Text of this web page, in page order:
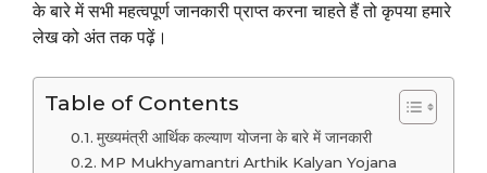
के बारे में सभी महत्वपूर्ण जानकारी प्राप्त करना चाहते हैं तो कृपया हमारे
लेख को अंत तक पढ़ें।
Table of Contents
मुख्यमंत्री आर्थिक कल्याण योजना के बारे में जानकारी
MP Mukhyamantri Arthik Kalyan Yojana